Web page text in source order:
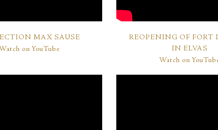
MAX SAUSE
on YouTube
REOPENING OF FORT
IN ELVAS
Watch on